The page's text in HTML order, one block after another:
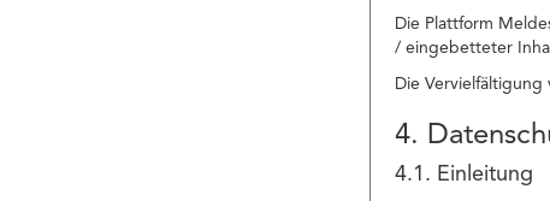
Die Plattform
/ eingebetteter
Die
4.
4.1. Einleitung